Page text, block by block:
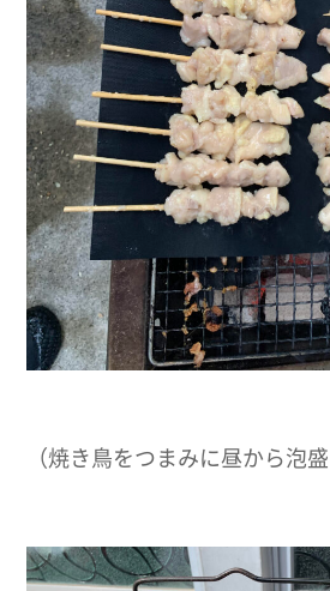
（焼き鳥をつまみに昼から泡盛